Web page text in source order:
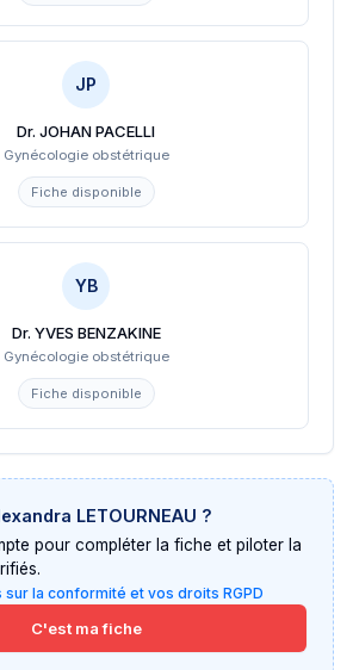
JP
Dr. JOHAN PACELLI
Gynécologie obstétrique
Fiche disponible
YB
Dr. YVES BENZAKINE
Gynécologie obstétrique
Fiche disponible
LETOURNEAU ?
pour compléter la fiche et piloter la
la conformité et vos droits RGPD
C'est ma fiche